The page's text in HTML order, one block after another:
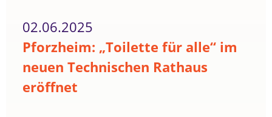
02.06.2025
Pforzheim: „Toilette für alle“ im
neuen Technischen Rathaus
eröffnet